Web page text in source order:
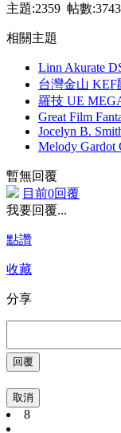
主題:2359 帖數:3743
相關主題
Linn Akurate
台灣金山
羅技 UE
Great Film
Jocelyn B.
Melody
暫無回覆
目前0回覆
我要回覆...
點讚
收藏
分享
取消
8